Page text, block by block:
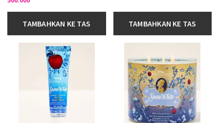
TAMBAHKAN KE TAS TAMBAHKAN KE TAS